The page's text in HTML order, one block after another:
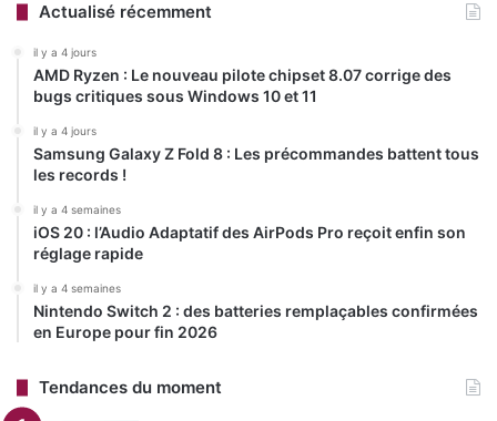
Ces mises à jour sont toutes dans un cadre d’une stratégie
plus large de Microsoft pour intégrer l’IA dans ses
applications natives, un mouvement amorcé avec des
fonctionnalités comme « Generative Erase » ou « Rewrite »
dans les versions précédentes. Cependant, l’exclusivité de
certaines fonctions aux PC Copilot+ équipés de
processeursSnapdragon
leur accessibilité. Les utilisateurs de Windows 11 peuvent
tester ces nouveautés via le programme Insider, mais
doivent être prêts à d’éventuels bugs, typiques des
versions bêta.
Actualisé récemment
il y a 4 jours
AMD Ryzen : Le nouveau pilote chipset 8.07 corrige des
bugs critiques sous Windows 10 et 11
il y a 4 jours
Samsung Galaxy Z Fold 8 : Les précommandes battent tous
les records !
il y a 4 semaines
iOS 20 : l’Audio Adaptatif des AirPods Pro reçoit enfin son
réglage rapide
il y a 4 semaines
Nintendo Switch 2 : des batteries remplaçables confirmées
en Europe pour fin 2026
Tendances du moment